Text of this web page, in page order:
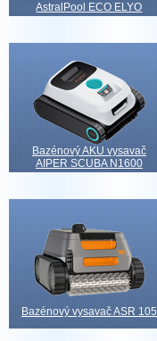
AstralPool ECO ELYO
Bazénový AKU vysavač
AIPER SCUBA N1600
Bazénový vysavač ASR 105